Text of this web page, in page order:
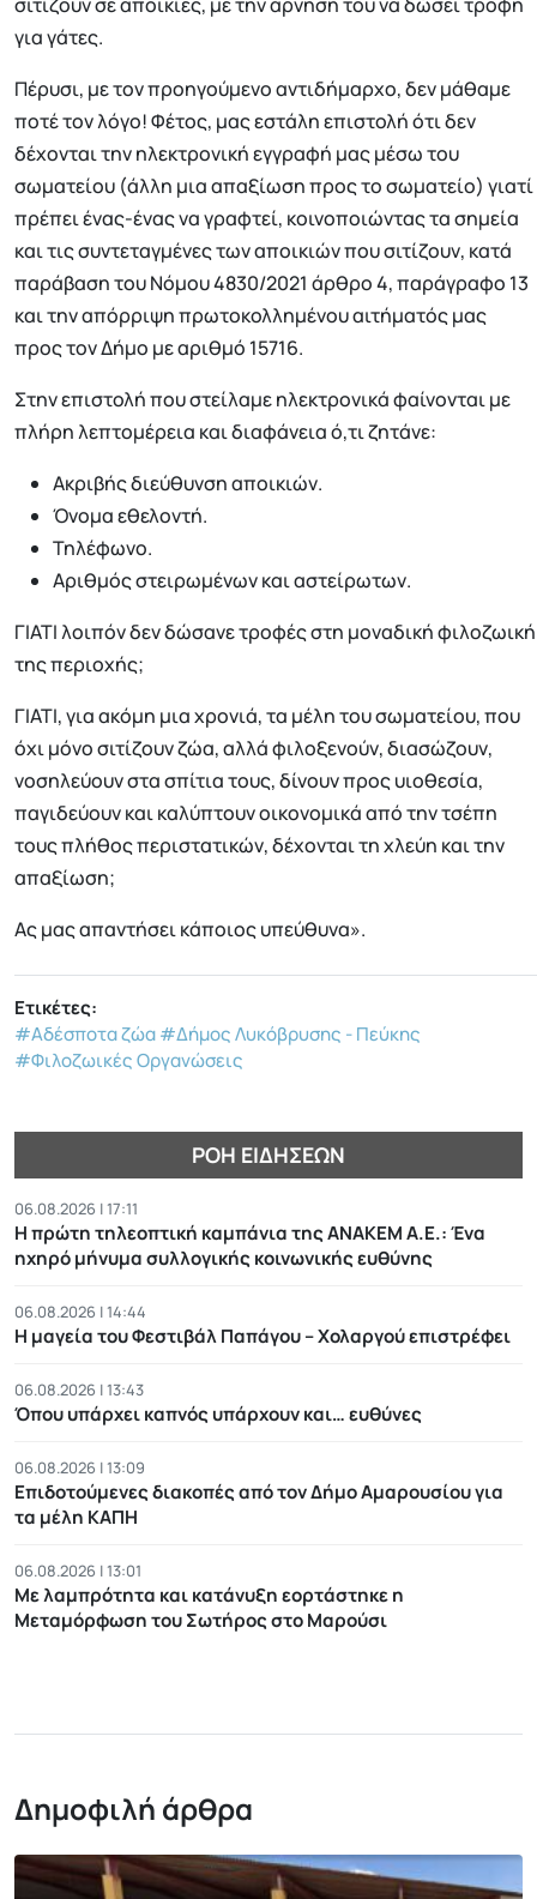
για γάτες.
Πέρυσι, με τον προηγούμενο αντιδήμαρχο, δεν μάθαμε
ποτέ τον λόγο! Φέτος, μας εστάλη επιστολή ότι δεν
δέχονται την ηλεκτρονική εγγραφή μας μέσω του
σωματείου (άλλη μια απαξίωση προς το σωματείο) γιατί
πρέπει ένας-ένας να γραφτεί, κοινοποιώντας τα σημεία
και τις συντεταγμένες των αποικιών που σιτίζουν, κατά
παράβαση του Νόμου 4830/2021 άρθρο 4, παράγραφο 13
και την απόρριψη πρωτοκολλημένου αιτήματός μας
προς τον Δήμο με αριθμό 15716.
Στην επιστολή που στείλαμε ηλεκτρονικά φαίνονται με
πλήρη λεπτομέρεια και διαφάνεια ό,τι ζητάνε:
Ακριβής διεύθυνση αποικιών.
Όνομα εθελοντή.
Τηλέφωνο.
Αριθμός στειρωμένων και αστείρωτων.
ΓΙΑΤΙ λοιπόν δεν δώσανε τροφές στη μοναδική φιλοζωική
της περιοχής;
ΓΙΑΤΙ, για ακόμη μια χρονιά, τα μέλη του σωματείου, που
όχι μόνο σιτίζουν ζώα, αλλά φιλοξενούν, διασώζουν,
νοσηλεύουν στα σπίτια τους, δίνουν προς υιοθεσία,
παγιδεύουν και καλύπτουν οικονομικά από την τσέπη
τους πλήθος περιστατικών, δέχονται τη χλεύη και την
απαξίωση;
Ας μας απαντήσει κάποιος υπεύθυνα».
Ετικέτες:
#Αδέσποτα ζώα#Δήμος Λυκόβρυσης - Πεύκης
#Φιλοζωικές Οργανώσεις
ΡΟΉ ΕΙΔΉΣΕΩΝ
06.08.2026 | 17:11
Η πρώτη τηλεοπτική καμπάνια της ΑΝΑΚΕΜ Α.Ε.: Ένα
ηχηρό μήνυμα συλλογικής κοινωνικής ευθύνης
06.08.2026 | 14:44
Η μαγεία του Φεστιβάλ Παπάγου – Χολαργού επιστρέφει
06.08.2026 | 13:43
Όπου υπάρχει καπνός υπάρχουν και… ευθύνες
06.08.2026 | 13:09
Επιδοτούμενες διακοπές από τον Δήμο Αμαρουσίου για
τα μέλη ΚΑΠΗ
06.08.2026 | 13:01
Με λαμπρότητα και κατάνυξη εορτάστηκε η
Μεταμόρφωση του Σωτήρος στο Μαρούσι
Δημοφιλή άρθρα